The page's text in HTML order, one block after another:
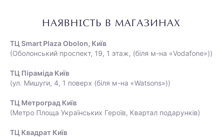
НАЯВНІСТЬ В МАГАЗИНАХ
ТЦ Smart Plaza Obolon, Київ
(Оболонський проспект, 19, 1 этаж, (біля м-на «Vodafone»))
ТЦ Піраміда Київ
(ул. Мишуги, 4, 1 поверх (біля м-на «Watsons»))
ТЦ Метроград Київ
(Метро Площа Українських Героїв, Квартал подарунків)
ТЦ Квадрат Київ